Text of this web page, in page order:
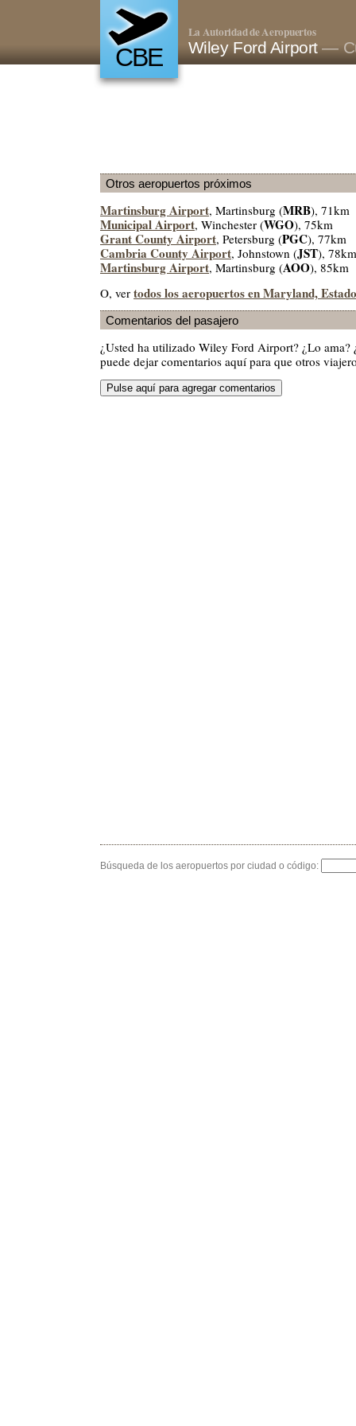
CBE
La Autoridad de Aeropuertos
Wiley Ford Airport—
Otros aeropuertos próximos
Martinsburg Airport, Martinsburg (MRB), 71km
Municipal Airport, Winchester (WGO), 75km
Grant County Airport, Petersburg (PGC), 77km
Cambria County Airport, Johnstown (JST), 78km
Martinsburg Airport, Martinsburg (AOO), 85km
O, ver todos los aeropuertos en Maryland,
Comentarios del pasajero
¿Usted ha utilizado Wiley Ford Airport? ¿Lo ama?
puede dejar comentarios aquí para que otros
Búsqueda de los aeropuertos por ciudad o código: